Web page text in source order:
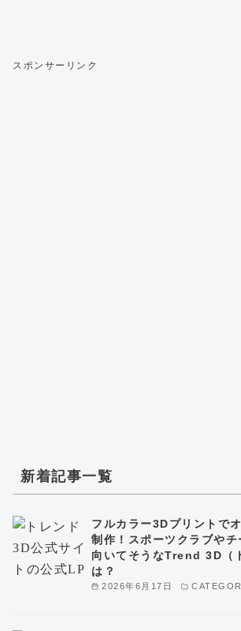
スポンサーリンク
新着記事一覧
2026年6月17日
フルカラー3Dプリントで
制作！スポーツクラブやチ
向いてそうなTrend 3D（
は？